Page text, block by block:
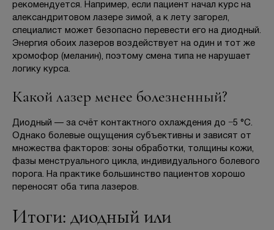
рекомендуется. Например, если пациент начал курс на
александритовом лазере зимой, а к лету загорел,
специалист может безопасно перевести его на диодный.
Энергия обоих лазеров воздействует на один и тот же
хромофор (меланин), поэтому смена типа не нарушает
логику курса.
Какой лазер менее болезненный?
Диодный — за счёт контактного охлаждения до −5 °C.
Однако болевые ощущения субъективны и зависят от
множества факторов: зоны обработки, толщины кожи,
фазы менструального цикла, индивидуального болевого
порога. На практике большинство пациентов хорошо
переносят оба типа лазеров.
Итоги: диодный или